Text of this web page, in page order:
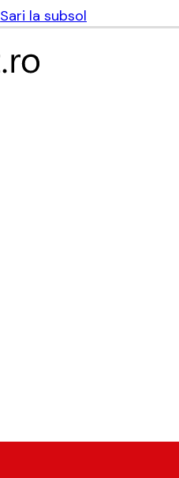
Sari la subsol